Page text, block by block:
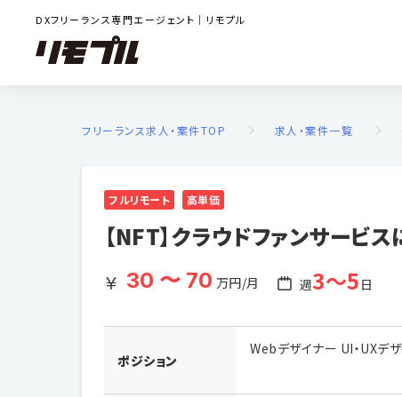
DXフリーランス専門エージェント｜リモプル
フリーランス求人・案件TOP 求人・案件一覧
フルリモート 高単価
【NFT】クラウドファンサービ
30 〜 70 万円/月 週3〜5 日
ポジション
Webデザイナー UI・UXデ